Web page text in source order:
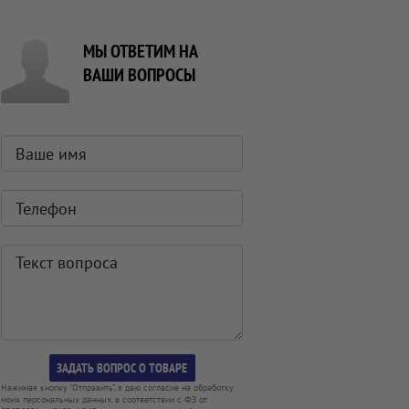
МЫ ОТВЕТИМ НА
ВАШИ ВОПРОСЫ
Нажимая кнопку "Отправить", я даю согласие на обработку
моих персональных данных, в соответствии с ФЗ от